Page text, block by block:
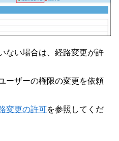
ない場合は、経路変更が許
ーザーの権限の変更を依頼
変更の許可を参照してくだ